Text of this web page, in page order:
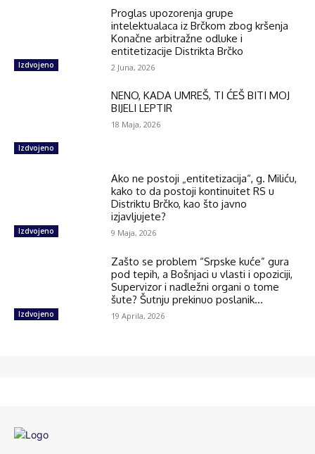
Izdvojeno
Proglas upozorenja grupe
intelektualaca iz Brčkom zbog kršenja
Konačne arbitražne odluke i
entitetizacije Distrikta Brčko
2 Juna, 2026
Izdvojeno
NENO, KADA UMREŠ, TI ĆEŠ BITI MOJ
BIJELI LEPTIR
18 Maja, 2026
Izdvojeno
Ako ne postoji „entitetizacija“, g. Miliću,
kako to da postoji kontinuitet RS u
Distriktu Brčko, kao što javno
izjavljujete?
9 Maja, 2026
Izdvojeno
Zašto se problem “Srpske kuće” gura
pod tepih, a Bošnjaci u vlasti i opoziciji,
Supervizor i nadležni organi o tome
šute? Šutnju prekinuo poslanik...
19 Aprila, 2026